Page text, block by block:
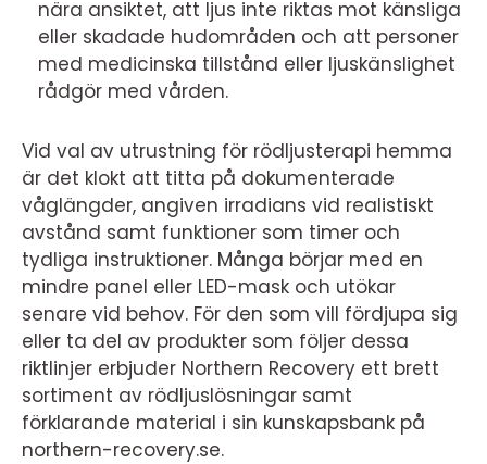
nära ansiktet, att ljus inte riktas mot känsliga
eller skadade hudområden och att personer
med medicinska tillstånd eller ljuskänslighet
rådgör med vården.
Vid val av utrustning för rödljusterapi hemma
är det klokt att titta på dokumenterade
våglängder, angiven irradians vid realistiskt
avstånd samt funktioner som timer och
tydliga instruktioner. Många börjar med en
mindre panel eller LED-mask och utökar
senare vid behov. För den som vill fördjupa sig
eller ta del av produkter som följer dessa
riktlinjer erbjuder Northern Recovery ett brett
sortiment av rödljuslösningar samt
förklarande material i sin kunskapsbank på
northern-recovery.se.